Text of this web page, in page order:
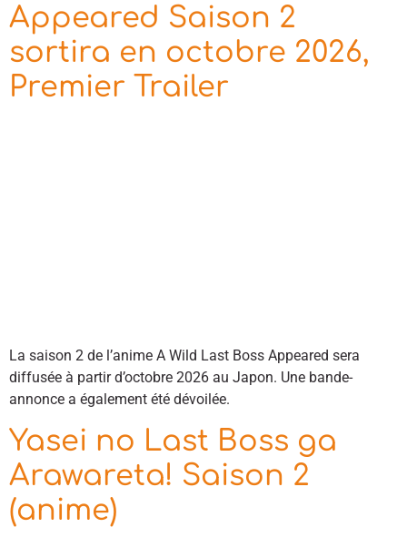
Appeared Saison 2
sortira en octobre 2026,
Premier Trailer
La saison 2 de l’anime A Wild Last Boss Appeared sera
diffusée à partir d’octobre 2026 au Japon. Une bande-
annonce a également été dévoilée.
Yasei no Last Boss ga
Arawareta! Saison 2
(anime)